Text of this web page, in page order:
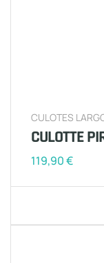
CULOTES
CULOTTE
119,90€